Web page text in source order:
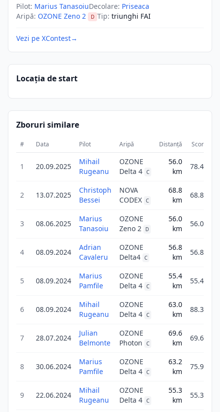
Pilot: Marius TanasoiuDecolare: Priseaca
Aripă: OZONE Zeno 2 D Tip: triunghi FAI
Vezi pe XContest→
Locația de start
Zboruri similare
# Data Pilot Aripă Distanță Scor
1 20.09.2025
Mihail
Rugeanu
OZONE
Delta 4 C
56.0
km
78.4
2 13.07.2025
Christoph
Bessei
NOVA
CODEX C
68.8
km
68.8
3 08.06.2025
Marius
Tanasoiu
OZONE
Zeno 2
D
56.0
km
56.0
4 08.09.2024
Adrian
Cavaleru
OZONE
Delta4 C
56.8
km
56.8
5 08.09.2024
Marius
Pamfile
OZONE
Delta 4 C
55.4
km
55.4
6 08.09.2024
Mihail
Rugeanu
OZONE
Delta 4 C
63.0
km
88.3
7 28.07.2024
Julian
Belmonte
OZONE
Photon
C
69.6
km
69.6
8 30.06.2024
Marius
Pamfile
OZONE
Delta 4 C
63.2
km
75.9
9 22.06.2024
Mihail
Rugeanu
OZONE
Delta 4 C
55.3
km
55.3